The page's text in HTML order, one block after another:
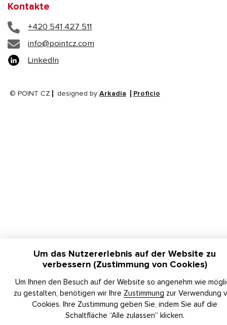
Kontakte
+420 541 427 511
info@pointcz.com
LinkedIn
© POINT CZ designed by Arkadia Proficio
Um das Nutzererlebnis auf der Website zu
verbessern (Zustimmung von Cookies)
Um Ihnen den Besuch auf der Website so angenehm wie
zu gestalten, benötigen wir Ihre Zustimmung zur Verwendung
Cookies. Ihre Zustimmung geben Sie, indem Sie auf die
Schaltfläche “Alle zulassen” klicken.